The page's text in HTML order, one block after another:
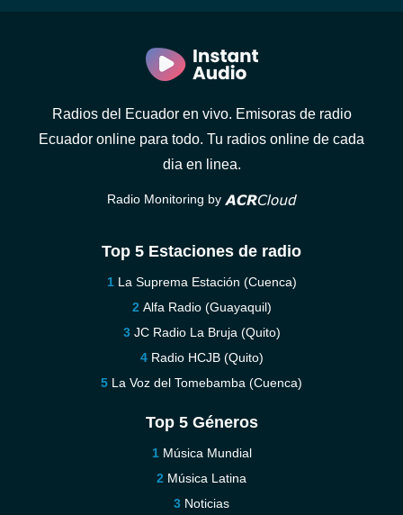
Radios del Ecuador en vivo. Emisoras de radio
Ecuador online para todo. Tu radios online de cada
dia en linea.
Radio Monitoring by
Top 5 Estaciones de radio
La Suprema Estación (Cuenca)
Alfa Radio (Guayaquil)
JC Radio La Bruja (Quito)
Radio HCJB (Quito)
La Voz del Tomebamba (Cuenca)
Top 5 Géneros
Música Mundial
Música Latina
Noticias